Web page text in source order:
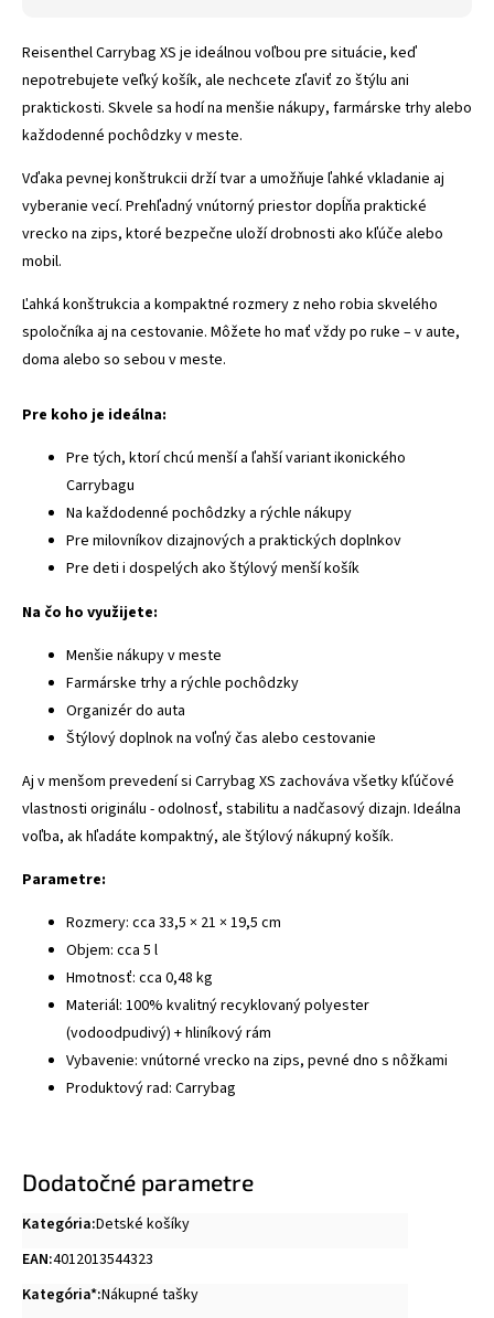
Reisenthel Carrybag XS je ideálnou voľbou pre situácie, keď
nepotrebujete veľký košík, ale nechcete zľaviť zo štýlu ani
praktickosti. Skvele sa hodí na menšie nákupy, farmárske trhy alebo
každodenné pochôdzky v meste.
Vďaka pevnej konštrukcii drží tvar a umožňuje ľahké vkladanie aj
vyberanie vecí. Prehľadný vnútorný priestor dopĺňa praktické
vrecko na zips, ktoré bezpečne uloží drobnosti ako kľúče alebo
mobil.
Ľahká konštrukcia a kompaktné rozmery z neho robia skvelého
spoločníka aj na cestovanie. Môžete ho mať vždy po ruke – v aute,
doma alebo so sebou v meste.
Pre koho je ideálna:
Pre tých, ktorí chcú menší a ľahší variant ikonického
Carrybagu
Na každodenné pochôdzky a rýchle nákupy
Pre milovníkov dizajnových a praktických doplnkov
Pre deti i dospelých ako štýlový menší košík
Na čo ho využijete:
Menšie nákupy v meste
Farmárske trhy a rýchle pochôdzky
Organizér do auta
Štýlový doplnok na voľný čas alebo cestovanie
Aj v menšom prevedení si Carrybag XS zachováva všetky kľúčové
vlastnosti originálu - odolnosť, stabilitu a nadčasový dizajn. Ideálna
voľba, ak hľadáte kompaktný, ale štýlový nákupný košík.
Parametre:
Rozmery: cca 33,5 × 21 × 19,5 cm
Objem: cca 5 l
Hmotnosť: cca 0,48 kg
Materiál: 100% kvalitný recyklovaný polyester
(vodoodpudivý) + hliníkový rám
Vybavenie: vnútorné vrecko na zips, pevné dno s nôžkami
Produktový rad: Carrybag
Dodatočné parametre
Kategória:Detské košíky
EAN:4012013544323
Kategória*:Nákupné tašky